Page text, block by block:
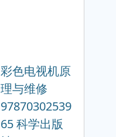
彩色电视机原
理与维修
97870302539
65 科学出版